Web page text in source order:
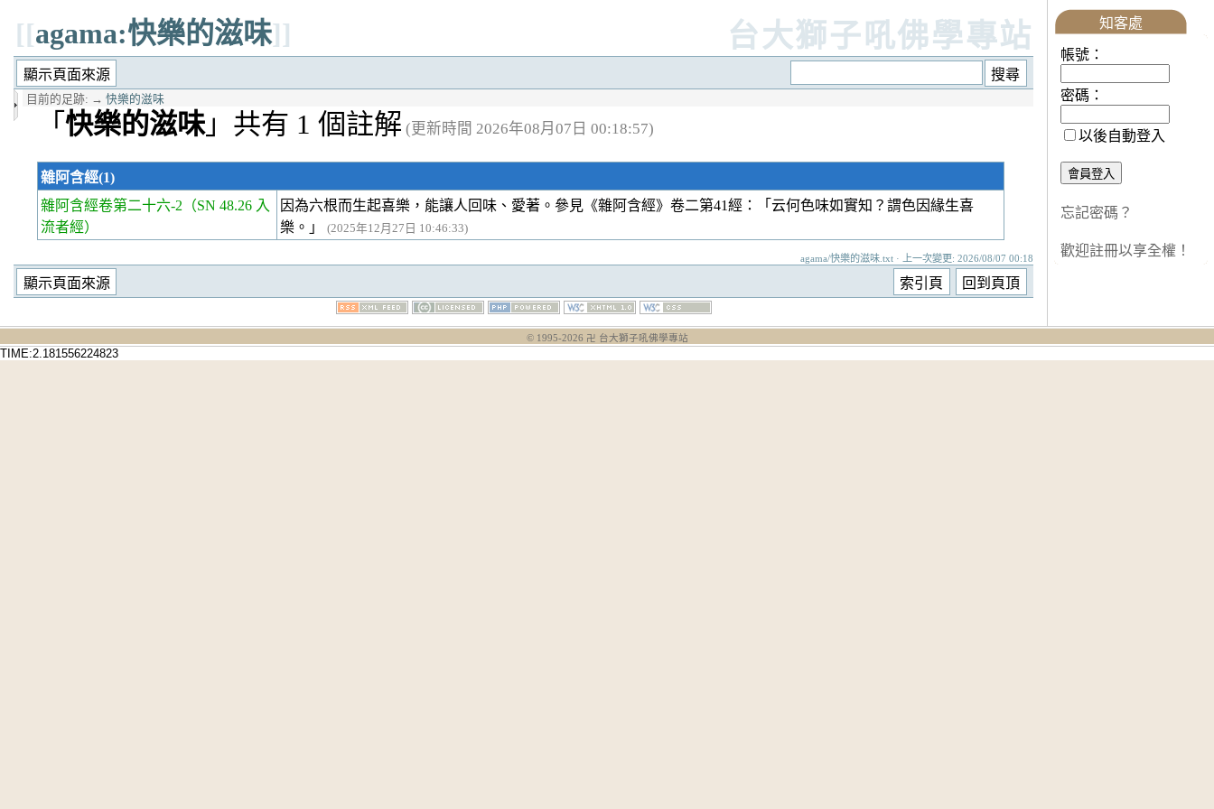
[[agama:快樂的滋味]] 台大獅子吼佛學專站
目前的足跡: → 快樂的滋味
「 快樂的滋味」共有 1 個註解 (更新時間 2026年08月07日 00:18:57)
雜阿含經(1)
雜阿含經卷第二十六-2 （SN 48.26 入
流者經）
因為六根而生起喜樂，能讓人回味、愛著。參見《雜阿含經》卷二第41經：「云何色味如實知？謂色因緣生喜
樂。」
(2025年12月27日 10:46:33)
agama/快樂的滋味.txt · 上一次變更: 2026/08/07 00:18
知客處
帳號：
密碼：
以後自動登入
忘記密碼？
歡迎註冊以享全權！
© 1995-2026 卍 台大獅子吼佛學專站
TIME:2.181556224823